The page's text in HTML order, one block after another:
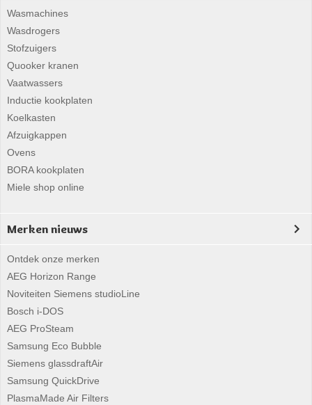
Wasmachines
Wasdrogers
Stofzuigers
Quooker kranen
Vaatwassers
Inductie kookplaten
Koelkasten
Afzuigkappen
Ovens
BORA kookplaten
Miele shop online
Merken nieuws
Ontdek onze merken
AEG Horizon Range
Noviteiten Siemens studioLine
Bosch i-DOS
AEG ProSteam
Samsung Eco Bubble
Siemens glassdraftAir
Samsung QuickDrive
PlasmaMade Air Filters